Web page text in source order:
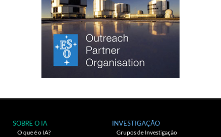
SOBRE O IA
O que é o IA?
INVESTIGAÇÃO
Grupos de Investigação